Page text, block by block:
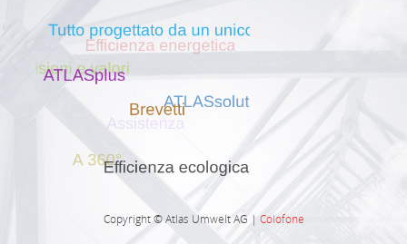
Copyright © Atlas Umwelt AG | Colofone